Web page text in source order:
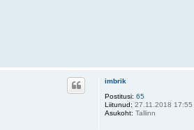
imbrik
Postitusi: 65
Liitunud: 27.11.2018 17:55
Asukoht: Tallinn